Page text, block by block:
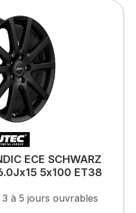
ECE SCHWARZ
5x100 ET38
3 à 5 jours ouvrables